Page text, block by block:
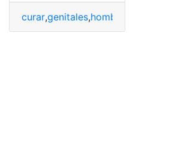
curar,genitales,hombres